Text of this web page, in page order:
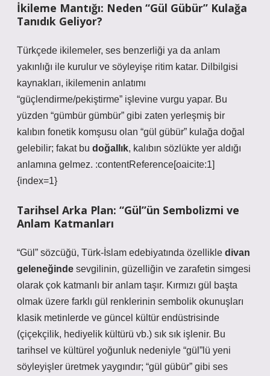
İkileme Mantığı: Neden “Gül Gübür” Kulağa
Tanıdık Geliyor?
Türkçede ikilemeler, ses benzerliği ya da anlam
yakınlığı ile kurulur ve söyleyişe ritim katar. Dilbilgisi
kaynakları, ikilemenin anlatımı
“güçlendirme/pekiştirme” işlevine vurgu yapar. Bu
yüzden “gümbür gümbür” gibi zaten yerleşmiş bir
kalıbın fonetik komşusu olan “gül gübür” kulağa doğal
gelebilir; fakat bu doğallık, kalıbın sözlükte yer aldığı
anlamına gelmez. :contentReference[oaicite:1]
{index=1}
Tarihsel Arka Plan: “Gül”ün Sembolizmi ve
Anlam Katmanları
“Gül” sözcüğü, Türk-İslam edebiyatında özellikle divan
geleneğinde sevgilinin, güzelliğin ve zarafetin simgesi
olarak çok katmanlı bir anlam taşır. Kırmızı gül başta
olmak üzere farklı gül renklerinin sembolik okunuşları
klasik metinlerde ve güncel kültür endüstrisinde
(çiçekçilik, hediyelik kültürü vb.) sık sık işlenir. Bu
tarihsel ve kültürel yoğunluk nedeniyle “gül”lü yeni
söyleyişler üretmek yaygındır; “gül gübür” gibi ses